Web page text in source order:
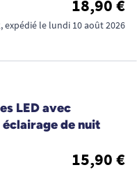
18,90 €
, expédié le lundi 10 août 2026
LED avec
de nuit
15,90 €